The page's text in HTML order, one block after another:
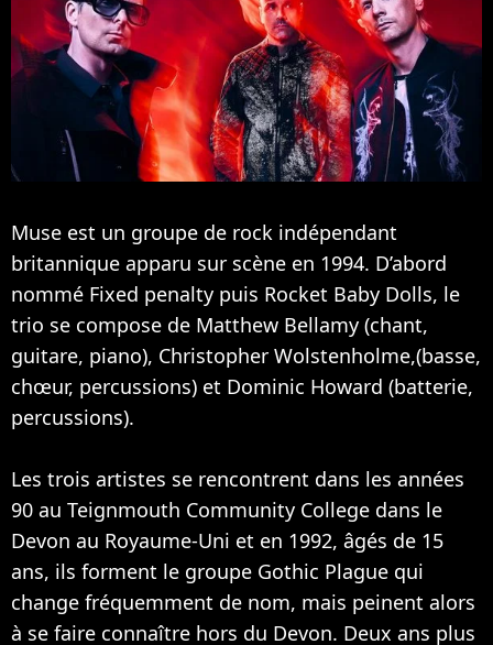
Muse est un groupe de rock indépendant
britannique apparu sur scène en 1994. D’abord
nommé Fixed penalty puis Rocket Baby Dolls, le
trio se compose de Matthew Bellamy (chant,
guitare, piano), Christopher Wolstenholme,(basse,
chœur, percussions) et Dominic Howard (batterie,
percussions).
Les trois artistes se rencontrent dans les années
90 au Teignmouth Community College dans le
Devon au Royaume-Uni et en 1992, âgés de 15
ans, ils forment le groupe Gothic Plague qui
change fréquemment de nom, mais peinent alors
à se faire connaître hors du Devon. Deux ans plus